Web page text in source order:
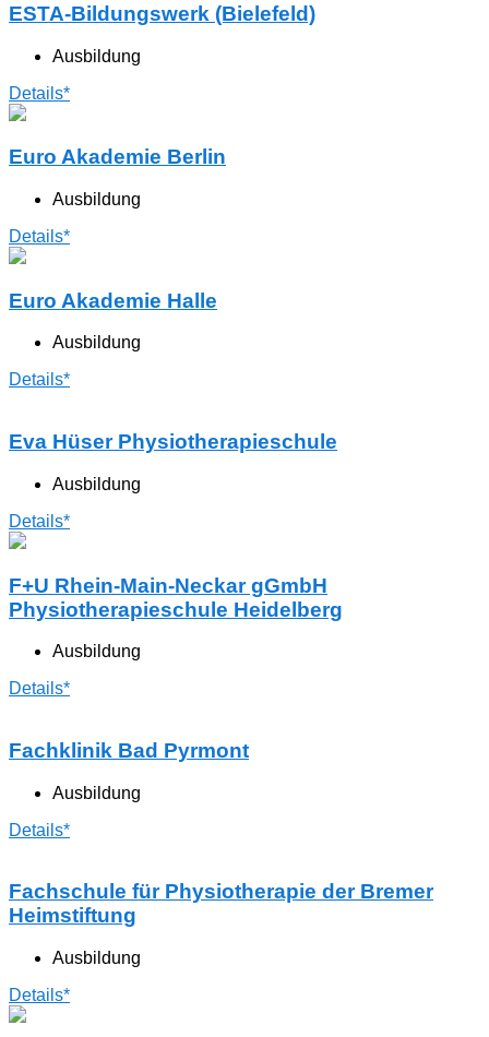
ESTA-Bildungswerk (Bielefeld)
Ausbildung
Details*
Euro Akademie Berlin
Ausbildung
Details*
Euro Akademie Halle
Ausbildung
Details*
Eva Hüser Physiotherapieschule
Ausbildung
Details*
F+U Rhein-Main-Neckar gGmbH
Physiotherapieschule Heidelberg
Ausbildung
Details*
Fachklinik Bad Pyrmont
Ausbildung
Details*
Fachschule für Physiotherapie der Bremer
Heimstiftung
Ausbildung
Details*